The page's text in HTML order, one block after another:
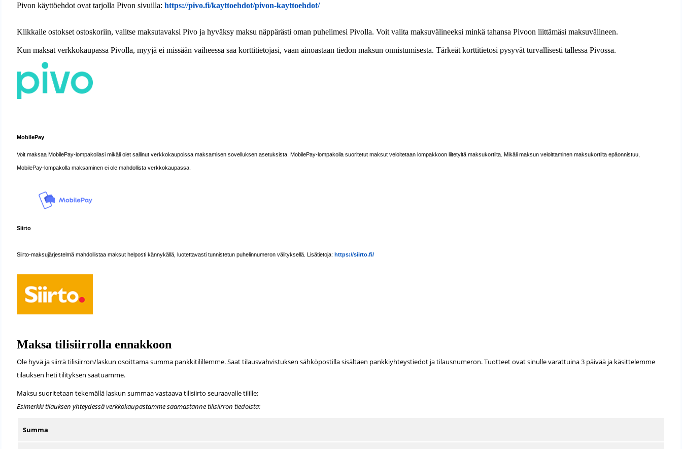
Pivon käyttöehdot ovat tarjolla Pivon sivuilla:https://pivo.fi/kayttoehdot/pivon-kayttoehdot/
Klikkaile ostokset ostoskoriin, valitse maksutavaksi Pivo ja hyväksy maksu näppärästi oman puhelimesi Pivolla. Voit valita maksuvälineeksi minkä tahansa Pivoon liittämäsi maksuvälineen.
Kun maksat verkkokaupassa Pivolla, myyjä ei missään vaiheessa saa korttitietojasi, vaan ainoastaan tiedon maksun onnistumisesta. Tärkeät korttitietosi pysyvät turvallisesti tallessa Pivossa.
MobilePay
Voit maksaa MobilePay-lompakollasi mikäli olet sallinut verkkokaupoissa maksamisen sovelluksen asetuksista. MobilePay-lompakolla suoritetut maksut veloitetaan lompakkoon liitetyltä maksukortilta. Mikäli maksun veloittaminen maksukortilta epäonnistuu,
MobilePay-lompakolla maksaminen ei ole mahdollista verkkokaupassa.
Siirto
Siirto-maksujärjestelmä mahdollistaa maksut helposti kännykällä, luotettavasti tunnistetun puhelinnumeron välityksellä. Lisätietoja:https://siirto.fi/
Maksa tilisiirrolla ennakkoon
Ole hyvä ja siirrä tilisiirron/laskun osoittama summa pankkitilillemme. Saat tilausvahvistuksen sähköpostilla sisältäen pankkiyhteystiedot ja tilausnumeron. Tuotteet ovat sinulle varattuina 3 päivää ja käsittelemme
tilauksen heti tilityksen saatuamme.
Maksu suoritetaan tekemällä laskun summaa vastaava tilisiirto seuraavalle tilille:
Esimerkki tilauksen yhteydessä verkkokaupastamme saamastanne tilisiirron tiedoista:
Summa